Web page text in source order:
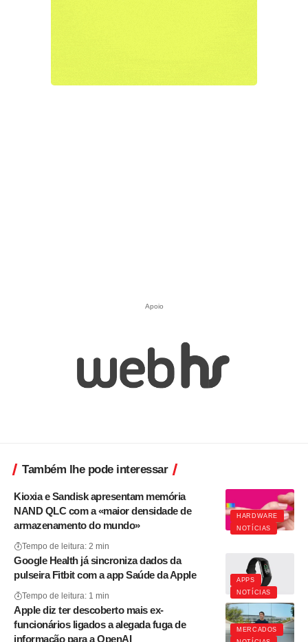
Apoio
Também lhe pode interessar
HARDWARE
NOTÍCIAS
Kioxia e Sandisk apresentam memória
NAND QLC com a «maior densidade de
armazenamento do mundo»
Tempo de leitura: 2 min
APPS
NOTÍCIAS
Google Health já sincroniza dados da
pulseira Fitbit com a app Saúde da Apple
Tempo de leitura: 1 min
MERCADOS
Apple diz ter descoberto mais ex-
funcionários ligados a alegada fuga de
informação para a OpenAI